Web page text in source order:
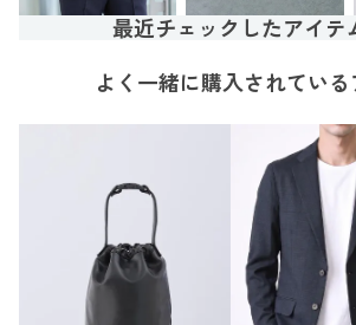
最近チェックしたアイテ
よく一緒に購入されてい